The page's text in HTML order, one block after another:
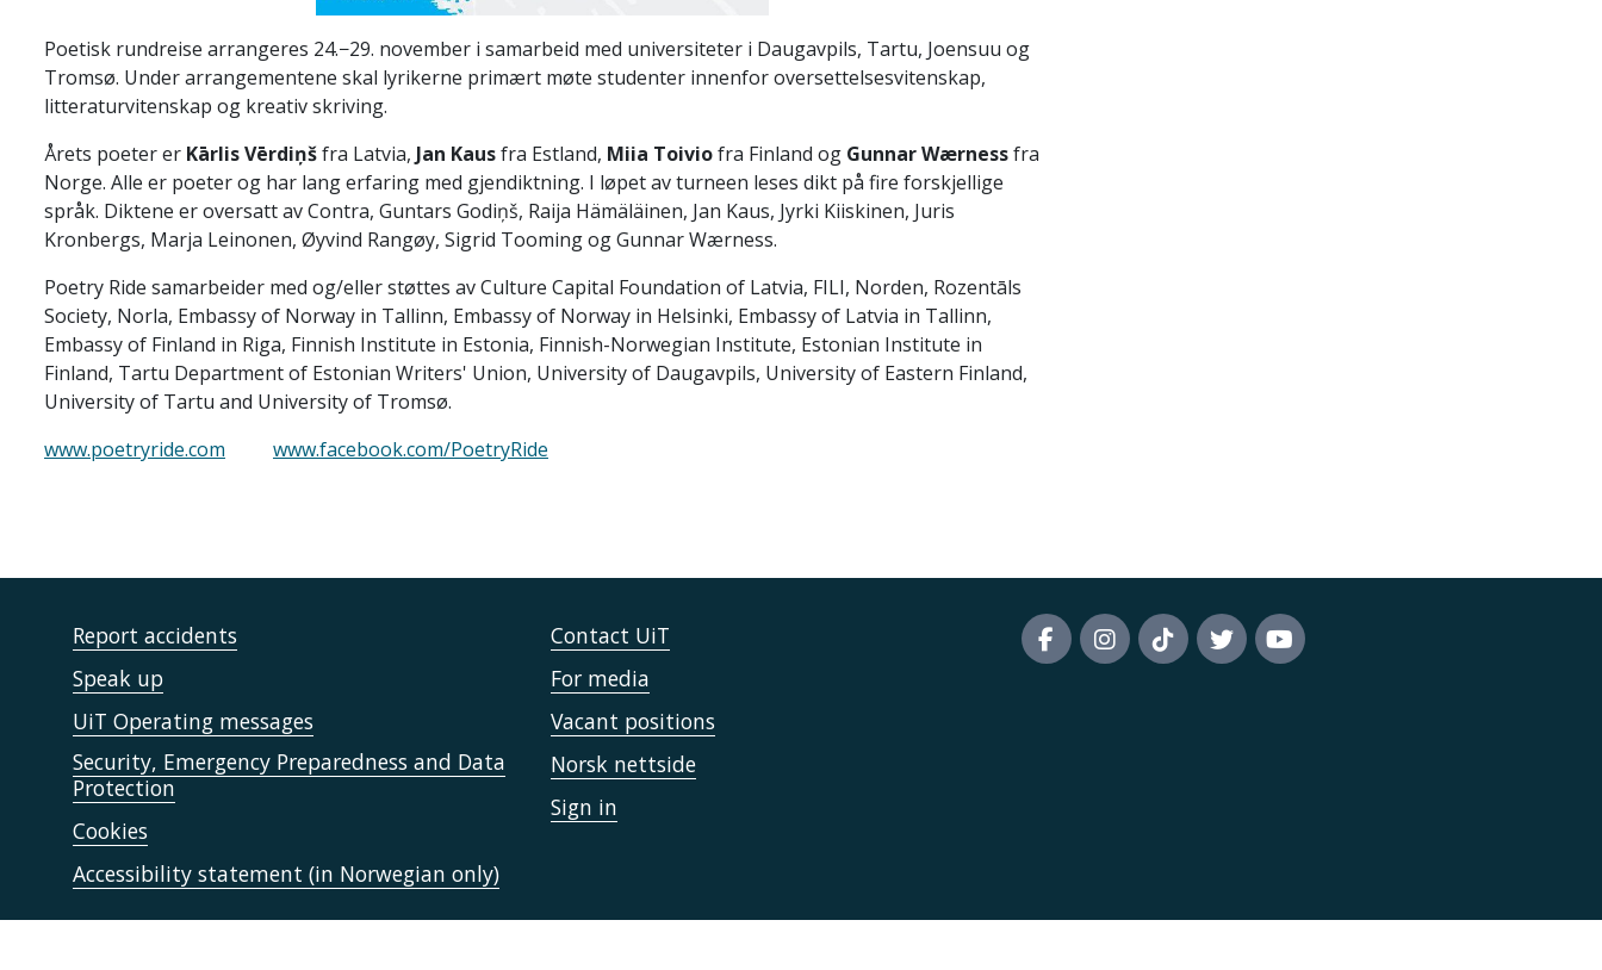
Poetisk rundreise arrangeres 24.−29. november i samarbeid med universiteter i Daugavpils, Tartu, Joensuu og
Tromsø. Under arrangementene skal lyrikerne primært møte studenter innenfor oversettelsesvitenskap,
litteraturvitenskap og kreativ skriving.
Årets poeter er Kārlis Vērdiņšfra Latvia, Jan Kausfra Estland, Miia Toiviofra Finland og Gunnar Wærnessfra
Norge. Alle er poeter og har lang erfaring med gjendiktning. I løpet av turneen leses dikt på fire forskjellige
språk. Diktene er oversatt av Contra, Guntars Godiņš, Raija Hämäläinen, Jan Kaus, Jyrki Kiiskinen, Juris
Kronbergs, Marja Leinonen, Øyvind Rangøy, Sigrid Tooming og Gunnar Wærness.
Poetry Ride samarbeider med og/eller støttes av Culture Capital Foundation of Latvia, FILI, Norden, Rozentāls
Society, Norla, Embassy of Norway in Tallinn, Embassy of Norway in Helsinki, Embassy of Latvia in Tallinn,
Embassy of Finland in Riga, Finnish Institute in Estonia, Finnish-Norwegian Institute, Estonian Institute in
Finland, Tartu Department of Estonian Writers' Union, University of Daugavpils, University of Eastern Finland,
University of Tartu and University of Tromsø.
www.poetryride.com
www.facebook.com/PoetryRide
Report accidents
Speak up
UiT Operating messages
Security, Emergency Preparedness and Data
Protection
Cookies
Accessibility statement (in Norwegian only)
Contact UiT
For media
Vacant positions
Norsk nettside
Sign in